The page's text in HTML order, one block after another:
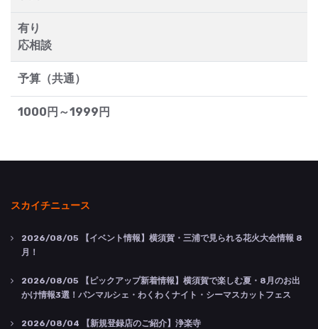
有り
応相談
予算（共通）
1000円～1999円
スカイチニュース
2026/08/05 【イベント情報】横須賀・三浦で見られる花火大会情報 8
月！
2026/08/05 【ピックアップ新着情報】横須賀で楽しむ夏・8月のお出
かけ情報3選！パンマルシェ・わくわくナイト・シーマスカットフェス
2026/08/04 【新規登録店のご紹介】浄楽寺